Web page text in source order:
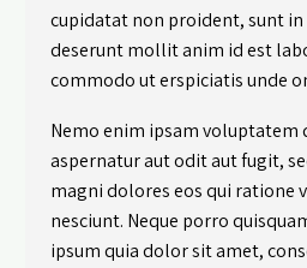
cupidatat non proident, sunt in
deserunt mollit anim id est
commodo ut erspiciatis unde
Nemo enim ipsam voluptatem
aspernatur aut odit aut fugit,
magni dolores eos qui ratione
nesciunt. Neque porro
ipsum quia dolor sit amet,